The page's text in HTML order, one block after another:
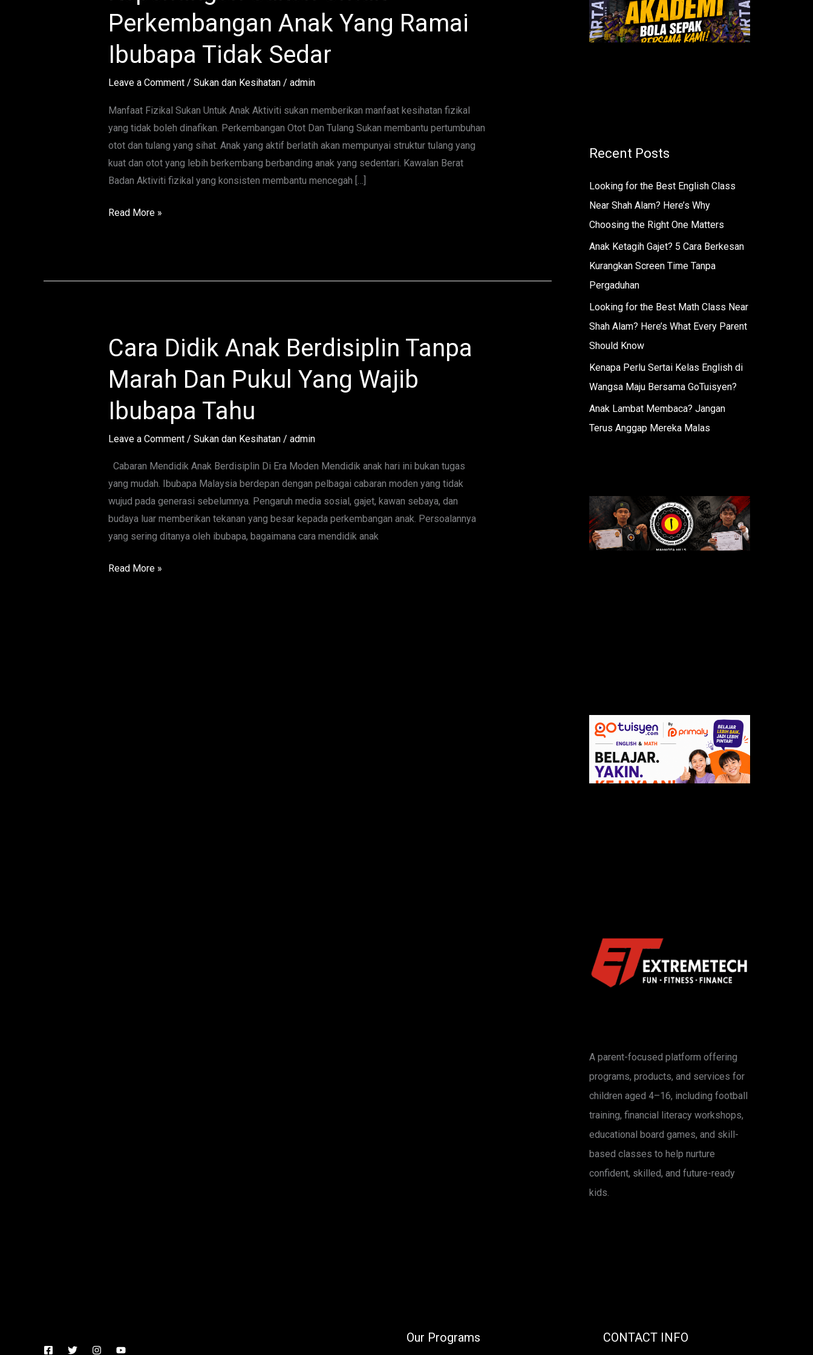
Perkembangan Anak Yang Ramai
Ibubapa Tidak Sedar
Leave a Comment / Sukan dan Kesihatan/ admin
Manfaat Fizikal Sukan Untuk Anak Aktiviti sukan memberikan manfaat kesihatan fizikal
yang tidak boleh dinafikan. Perkembangan Otot Dan Tulang Sukan membantu pertumbuhan
otot dan tulang yang sihat. Anak yang aktif berlatih akan mempunyai struktur tulang yang
kuat dan otot yang lebih berkembang berbanding anak yang sedentari. Kawalan Berat
Badan Aktiviti fizikal yang konsisten membantu mencegah […]
Sukan
Untuk
Anak
Ibubapa
Tidak
Sedar
Read More »
Cara Didik Anak Berdisiplin Tanpa
Marah Dan Pukul Yang Wajib
Ibubapa Tahu
Leave a Comment / Sukan dan Kesihatan/ admin
Cabaran Mendidik Anak Berdisiplin Di Era Moden Mendidik anak hari ini bukan tugas
yang mudah. Ibubapa Malaysia berdepan dengan pelbagai cabaran moden yang tidak
wujud pada generasi sebelumnya. Pengaruh media sosial, gajet, kawan sebaya, dan
budaya luar memberikan tekanan yang besar kepada perkembangan anak. Persoalannya
yang sering ditanya oleh ibubapa, bagaimana cara mendidik anak
Cara
Didik
Anak
Tanpa
Pukul
Yang
Wajib
Ibubapa
Tahu
Read More »
:
Recent Posts
Looking for the Best English Class
Near Shah Alam? Here’s Why
Choosing the Right One Matters
Anak Ketagih Gajet? 5 Cara Berkesan
Kurangkan Screen Time Tanpa
Pergaduhan
Looking for the Best Math Class Near
Shah Alam? Here’s What Every Parent
Should Know
Kenapa Perlu Sertai Kelas English di
Wangsa Maju Bersama GoTuisyen?
Anak Lambat Membaca? Jangan
Terus Anggap Mereka Malas
A parent-focused platform offering
programs, products, and services for
children aged 4–16, including football
training, financial literacy workshops,
educational board games, and skill-
based classes to help nurture
confident, skilled, and future-ready
kids.
Our Programs CONTACT INFO